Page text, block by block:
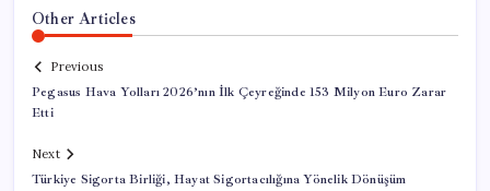
Other Articles
Previous
Pegasus Hava Yolları 2026’nın İlk Çeyreğinde 153 Milyon Euro Zarar
Etti
Next
Türkiye Sigorta Birliği, Hayat Sigortacılığına Yönelik Dönüşüm